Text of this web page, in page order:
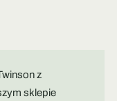
z
sklepie